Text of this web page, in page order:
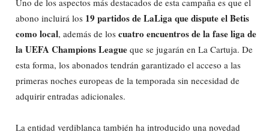
abono incluirá los 19 partidos de LaLiga que dispute el Betis
como local, además de los cuatro encuentros de la fase liga de
la UEFA Champions League que se jugarán en La Cartuja. De
esta forma, los abonados tendrán garantizado el acceso a las
primeras noches europeas de la temporada sin necesidad de
adquirir entradas adicionales.
La entidad verdiblanca también ha introducido una novedad